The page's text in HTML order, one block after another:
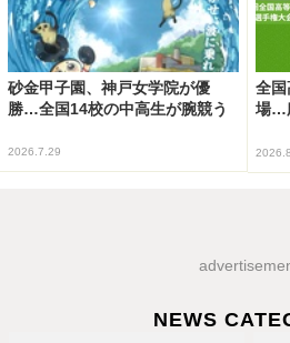
砂金甲子園、神戸女学院が優
勝…全国14校の中高生が腕競う
2026.7.29
全国
場…
NEWS